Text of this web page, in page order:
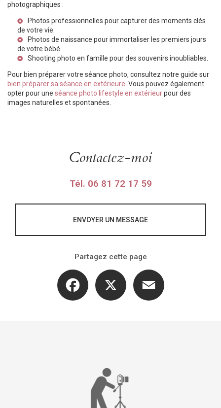
photographiques :
Photos professionnelles pour capturer des moments clés
de votre vie.
Photos de naissance pour immortaliser les premiers jours
de votre bébé.
Shooting photo en famille pour des souvenirs inoubliables.
Pour bien préparer votre séance photo, consultez notre guide sur
bien préparer sa séance en extérieure . Vous pouvez également
opter pour une séance photo lifestyle en extérieurpour des
images naturelles et spontanées.
Contactez-moi
Tél. 06 81 72 17 59
ENVOYER UN MESSAGE
Partagez cette page
Facebook